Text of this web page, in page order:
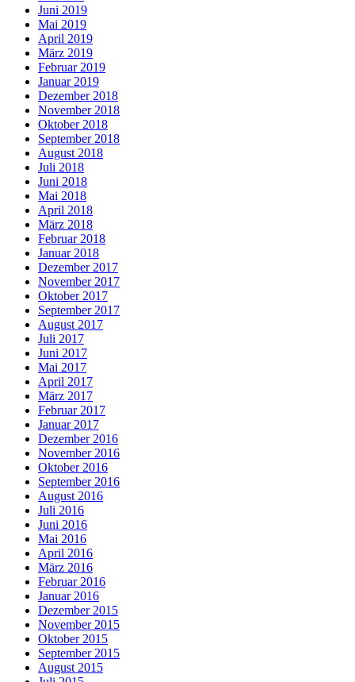
Juni 2019
Mai 2019
April 2019
März 2019
Februar 2019
Januar 2019
Dezember 2018
November 2018
Oktober 2018
September 2018
August 2018
Juli 2018
Juni 2018
Mai 2018
April 2018
März 2018
Februar 2018
Januar 2018
Dezember 2017
November 2017
Oktober 2017
September 2017
August 2017
Juli 2017
Juni 2017
Mai 2017
April 2017
März 2017
Februar 2017
Januar 2017
Dezember 2016
November 2016
Oktober 2016
September 2016
August 2016
Juli 2016
Juni 2016
Mai 2016
April 2016
März 2016
Februar 2016
Januar 2016
Dezember 2015
November 2015
Oktober 2015
September 2015
August 2015